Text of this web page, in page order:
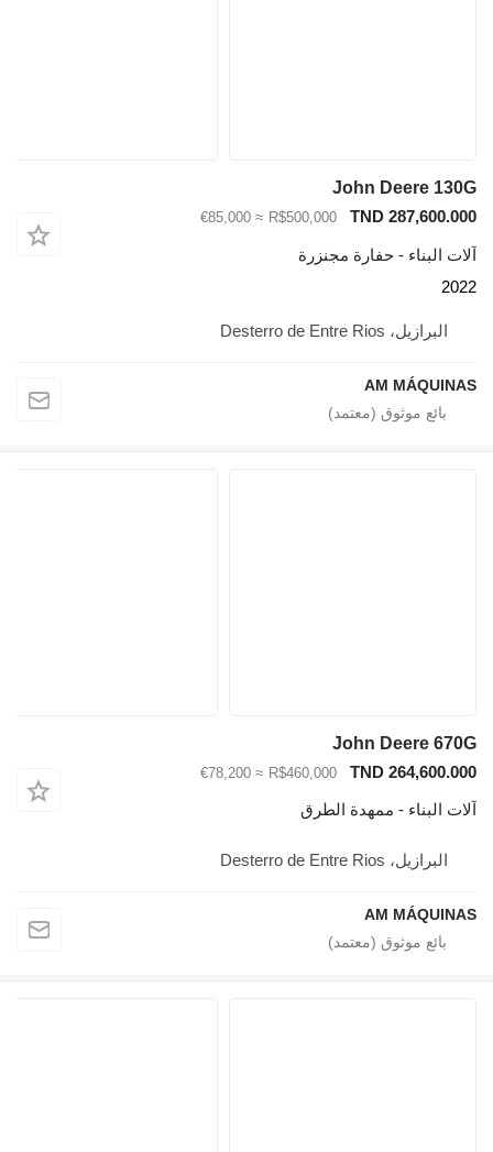
John Deere 130G
TND 287,600.000
R$500,000
≈ €85,000
آلات البناء - حفارة مجنزرة
2022
البرازيل، Desterro de Entre Rios
AM MÁQUINAS
John Deere 670G
TND 264,600.000
R$460,000
≈ €78,200
آلات البناء - ممهدة الطرق
البرازيل، Desterro de Entre Rios
AM MÁQUINAS